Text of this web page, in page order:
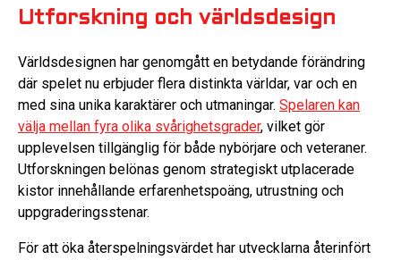
Utforskning och världsdesign
Världsdesignen har genomgått en betydande förändring
där spelet nu erbjuder flera distinkta världar, var och en
med sina unika karaktärer och utmaningar. Spelaren kan
välja mellan fyra olika svårighetsgrader, vilket gör
upplevelsen tillgänglig för både nybörjare och veteraner.
Utforskningen belönas genom strategiskt utplacerade
kistor innehållande erfarenhetspoäng, utrustning och
uppgraderingsstenar.
För att öka återspelningsvärdet har utvecklarna återinfört